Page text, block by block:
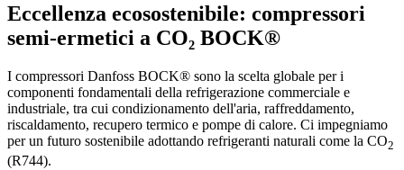
Eccellenza ecosostenibile: compressori
semi-ermetici a CO₂ BOCK®
I compressori Danfoss BOCK® sono la scelta globale per i
componenti fondamentali della refrigerazione commerciale e
industriale, tra cui condizionamento dell'aria, raffreddamento,
riscaldamento, recupero termico e pompe di calore. Ci impegniamo
per un futuro sostenibile adottando refrigeranti naturali come la CO2
(R744).